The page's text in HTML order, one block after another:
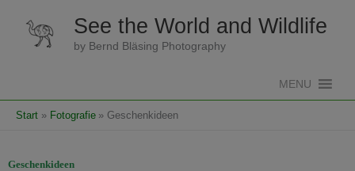
springen
See the World and Wildlife
by Bernd Bläsing Photography
MENU
Start Fotografie Geschenkideen
Geschenkideen